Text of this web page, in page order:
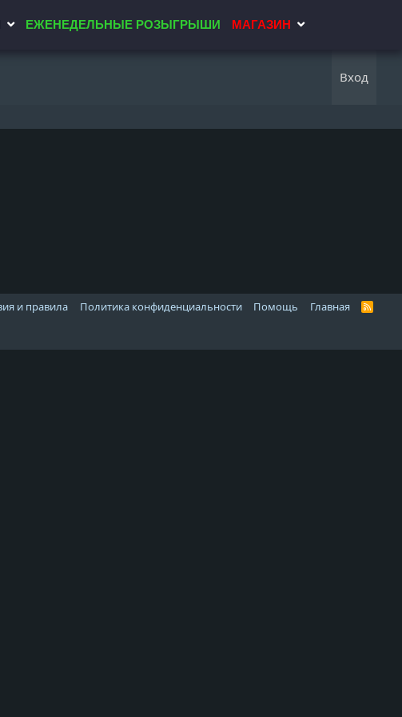
ЕЖЕНЕДЕЛЬНЫЕ РОЗЫГРЫШИ МАГАЗИН
Вход
и правила Политика конфиденциальности Помощь Главная
R